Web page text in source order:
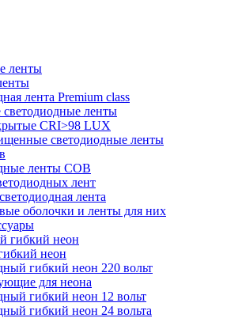
лента Premium class
ленты
CRI>98 LUX
светодиодные ленты
ленты COB
лент
лента
оболочки и ленты для них
неон
гибкий неон 220 вольт
для неона
гибкий неон 12 вольт
гибкий неон 24 вольта